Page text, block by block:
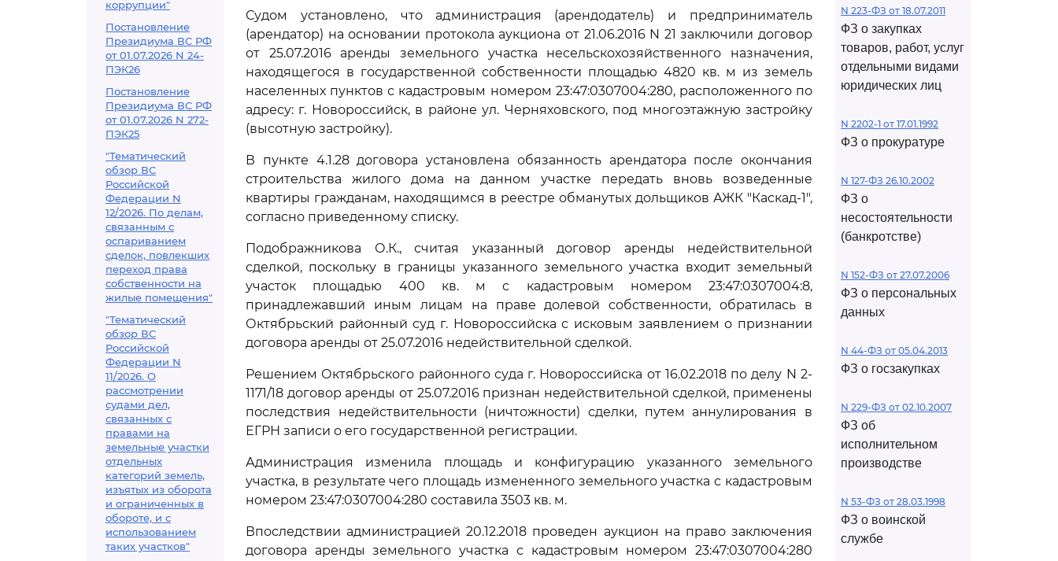
коррупции"
Постановление
Президиума ВС РФ
от 01.07.2026 N 24-
ПЭК26
Постановление
Президиума ВС РФ
от 01.07.2026 N 272-
ПЭК25
"Тематический
обзор ВС
Российской
Федерации N
12/2026. По делам,
связанным с
оспариванием
сделок, повлекших
переход права
собственности на
жилые помещения"
"Тематический
обзор ВС
Российской
Федерации N
11/2026. О
рассмотрении
судами дел,
связанных с
правами на
земельные участки
отдельных
категорий земель,
изъятых из оборота
и ограниченных в
обороте, и с
использованием
таких участков"
Судом установлено, что администрация (арендодатель) и предприниматель
(арендатор) на основании протокола аукциона от 21.06.2016 N 21 заключили договор
от 25.07.2016 аренды земельного участка несельскохозяйственного назначения,
находящегося в государственной собственности площадью 4820 кв. м из земель
населенных пунктов с кадастровым номером 23:47:0307004:280, расположенного по
адресу: г. Новороссийск, в районе ул. Черняховского, под многоэтажную застройку
(высотную застройку).
В пункте 4.1.28 договора установлена обязанность арендатора после окончания
строительства жилого дома на данном участке передать вновь возведенные
квартиры гражданам, находящимся в реестре обманутых дольщиков АЖК "Каскад-1",
согласно приведенному списку.
Подображникова О.К., считая указанный договор аренды недействительной
сделкой, поскольку в границы указанного земельного участка входит земельный
участок площадью 400 кв. м с кадастровым номером 23:47:0307004:8,
принадлежавший иным лицам на праве долевой собственности, обратилась в
Октябрьский районный суд г. Новороссийска с исковым заявлением о признании
договора аренды от 25.07.2016 недействительной сделкой.
Решением Октябрьского районного суда г. Новороссийска от 16.02.2018 по делу N 2-
1171/18 договор аренды от 25.07.2016 признан недействительной сделкой, применены
последствия недействительности (ничтожности) сделки, путем аннулирования в
ЕГРН записи о его государственной регистрации.
Администрация изменила площадь и конфигурацию указанного земельного
участка, в результате чего площадь измененного земельного участка с кадастровым
номером 23:47:0307004:280 составила 3503 кв. м.
Впоследствии администрацией 20.12.2018 проведен аукцион на право заключения
договора аренды земельного участка с кадастровым номером 23:47:0307004:280
N 223-ФЗ от 18.07.2011
ФЗ о закупках
товаров, работ, услуг
отдельными видами
юридических лиц
N 2202-1 от 17.01.1992
ФЗ о прокуратуре
N 127-ФЗ 26.10.2002
ФЗ о
несостоятельности
(банкротстве)
N 152-ФЗ от 27.07.2006
ФЗ о персональных
данных
N 44-ФЗ от 05.04.2013
ФЗ о госзакупках
N 229-ФЗ от 02.10.2007
ФЗ об
исполнительном
производстве
N 53-ФЗ от 28.03.1998
ФЗ о воинской
службе